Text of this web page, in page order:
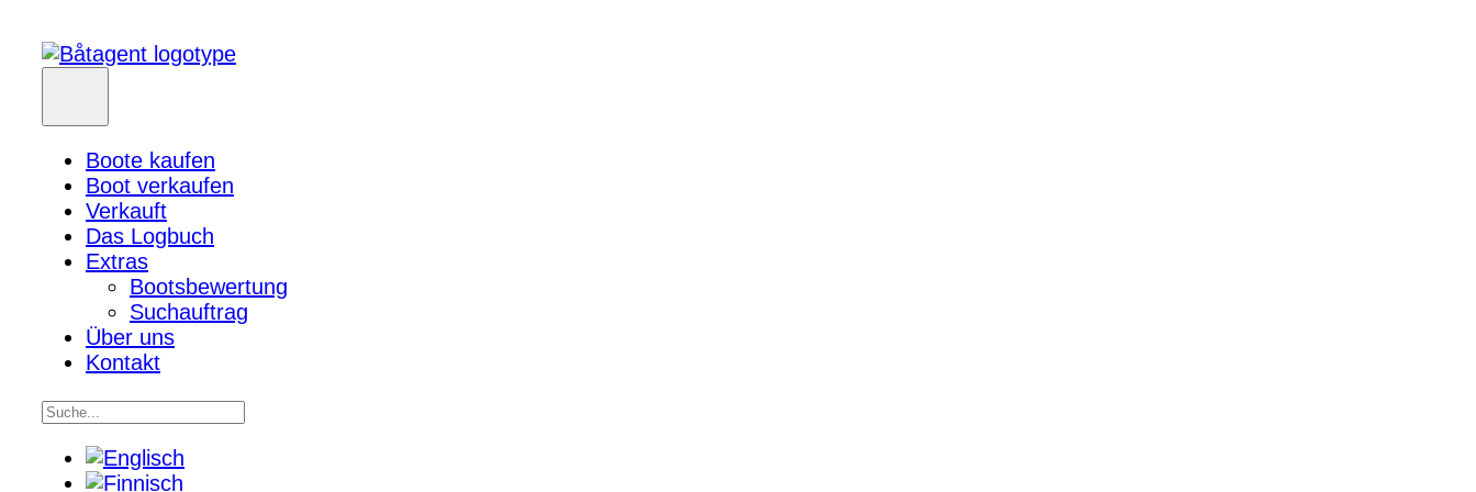
Boote kaufen
Boot verkaufen
Verkauft
Das Logbuch
Extras
Bootsbewertung
Suchauftrag
Über uns
Kontakt